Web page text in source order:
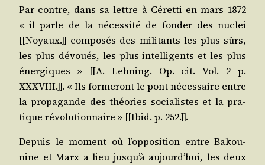
Par contre, dans sa lettre à Céret­ti en mars 1872
« il parle de la néces­si­té de fon­der des nuclei
[[Noyaux.]] com­po­sés des mili­tants les plus sûrs,
les plus dévoués, les plus intel­li­gents et les plus
éner­giques » [[A. Leh­ning. Op. cit. Vol. 2 p.
XXXVIII.]]. « Ils for­me­ront le pont néces­saire entre
la pro­pa­gande des théo­ries socia­listes et la pra­
tique révo­lu­tion­naire » [[Ibid. p. 252.]].
Depuis le moment où l’op­po­si­tion entre Bakou­
nine et Marx a lieu jus­qu’à aujourd’­hui, les deux